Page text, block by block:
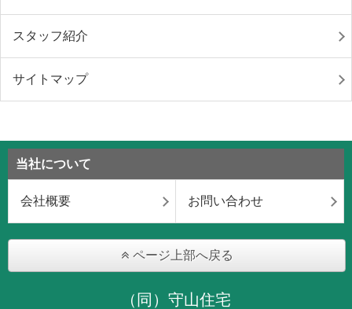
スタッフ紹介
サイトマップ
当社について
会社概要 お問い合わせ
ページ上部へ戻る
（同）守山住宅